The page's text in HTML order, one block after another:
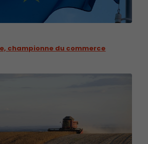
championne du commerce